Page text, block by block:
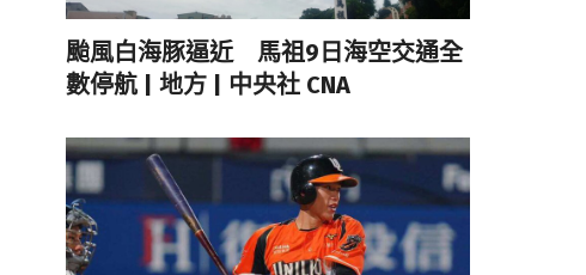
颱風白海豚逼近 馬祖9日海空交通全
數停航 | 地方 | 中央社 CNA